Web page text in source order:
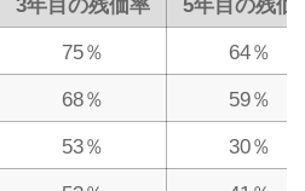
3年目の残価率
5年目の残価
75％
64％
68％
59％
53％
30％